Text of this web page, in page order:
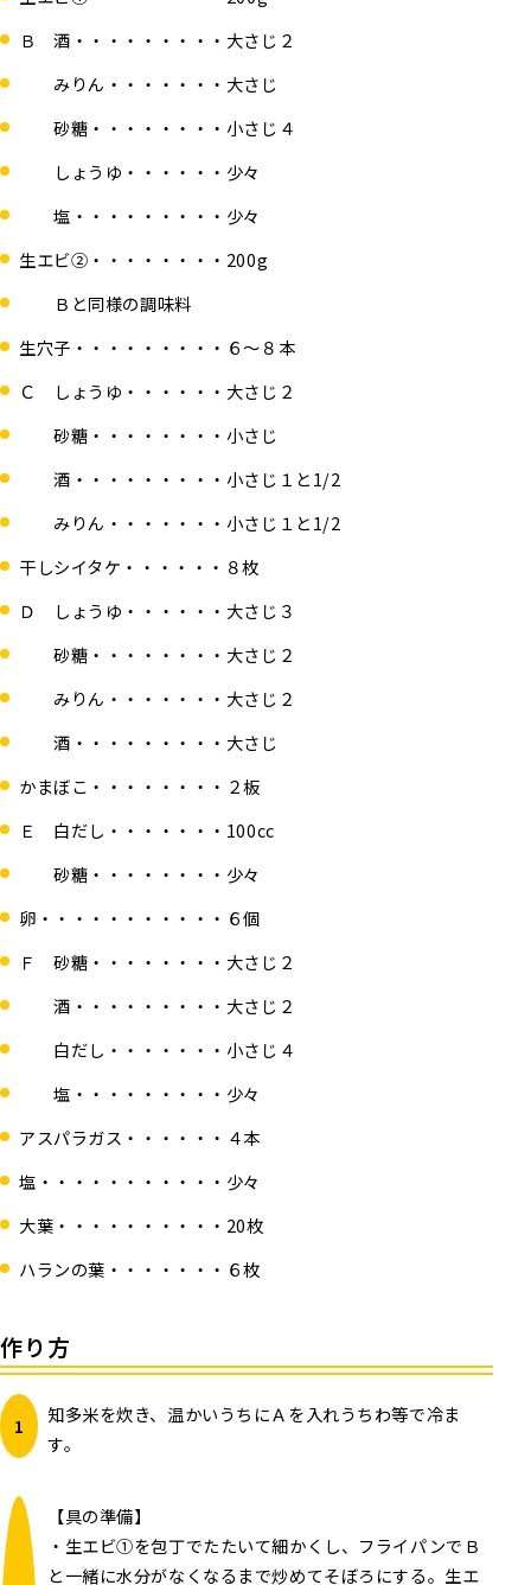
Ｂ 酒・・・・・・・・・大さじ２
みりん・・・・・・・大さじ
砂糖・・・・・・・・小さじ４
しょうゆ・・・・・・少々
塩・・・・・・・・・少々
生エビ②・・・・・・・・200g
Ｂと同様の調味料
生穴子・・・・・・・・・６～８本
Ｃ しょうゆ・・・・・・大さじ２
砂糖・・・・・・・・小さじ
酒・・・・・・・・・小さじ１と1/2
みりん・・・・・・・小さじ１と1/2
干しシイタケ・・・・・・８枚
Ｄ しょうゆ・・・・・・大さじ３
砂糖・・・・・・・・大さじ２
みりん・・・・・・・大さじ２
酒・・・・・・・・・大さじ
かまぼこ・・・・・・・・２板
Ｅ 白だし・・・・・・・100cc
砂糖・・・・・・・・少々
卵・・・・・・・・・・・６個
Ｆ 砂糖・・・・・・・・大さじ２
酒・・・・・・・・・大さじ２
白だし・・・・・・・小さじ４
塩・・・・・・・・・少々
アスパラガス・・・・・・４本
塩・・・・・・・・・・・少々
大葉・・・・・・・・・・20枚
ハランの葉・・・・・・・６枚
作り方
知多米を炊き、温かいうちにＡを入れうちわ等で冷ま
す。
【具の準備】
・生エビ①を包丁でたたいて細かくし、フライパンでＢ
と一緒に水分がなくなるまで炒めてそぼろにする。生エ